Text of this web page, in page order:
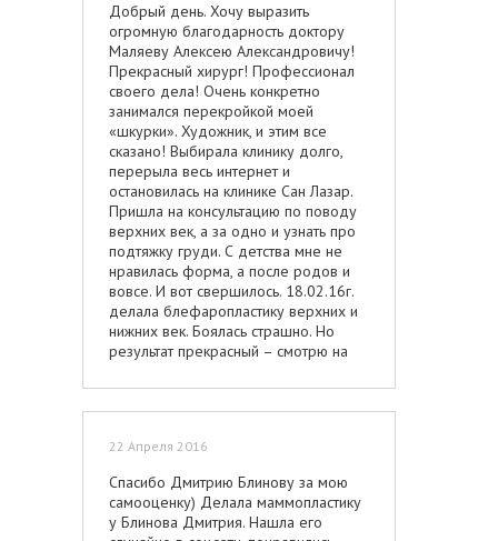
Добрый день. Хочу выразить
огромную благодарность доктору
Маляеву Алексею Александровичу!
Прекрасный хирург! Профессионал
своего дела! Очень конкретно
занимался перекройкой моей
«шкурки». Художник, и этим все
сказано! Выбирала клинику долго,
перерыла весь интернет и
остановилась на клинике Сан Лазар.
Пришла на консультацию по поводу
верхних век, а за одно и узнать про
подтяжку груди. С детства мне не
нравилась форма, а после родов и
вовсе. И вот свершилось. 18.02.16г.
делала блефаропластику верхних и
нижних век. Боялась страшно. Но
результат прекрасный – смотрю на
(раньше была похожа на китайского
пчеловода…), оказывается и ресницы
результат. Нижние швы зажили
приходят в норму. В общем неделю
походила дома в очках, чтобы мужа
синяками не пугать, через 12 дней на
22 Апреля 2016
Спасибо Дмитрию Блинову за мою
самооценку) Делала маммопластику
у Блинова Дмитрия. Нашла его